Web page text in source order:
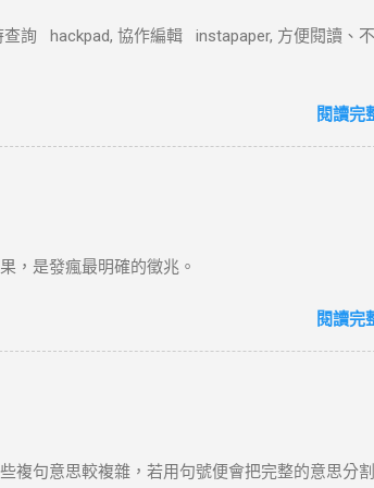
詢 hackpad, 協作編輯 instapaper, 方便閱讀、
閱讀完
，是發瘋最明確的徵兆。
閱讀完
複句意思較複雜，若用句號便會把完整的意思分